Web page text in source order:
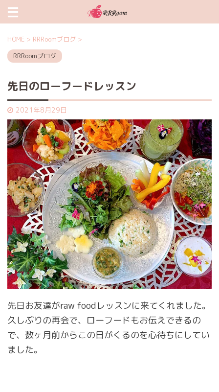
HOME > RRRoomブログ >
RRRoomブログ
先日のローフードレッスン
2021年8月29日
先日お友達がraw foodレッスンに来てくれました。
久しぶりの再会で、ローフードもお伝えできるの
で、数ヶ月前からこの日がくるのを心待ちにしてい
ました。